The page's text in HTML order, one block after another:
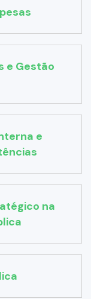
e Gestão
e
na